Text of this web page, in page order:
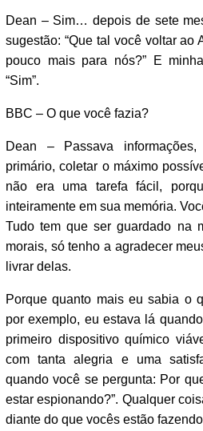
Dean – Sim… depois de sete
sugestão: “Que tal você voltar ao
pouco mais para nós?” E
“Sim”.
BBC – O que você fazia?
Dean – Passava
primário, coletar o máximo
não era uma tarefa fácil,
inteiramente em sua memória.
Tudo tem que ser guardado na
morais, só tenho a agradecer
livrar delas.
Porque quanto mais eu sabia o
por exemplo, eu estava lá
primeiro dispositivo químico
com tanta alegria e uma
quando você se pergunta: Por
estar espionando?”. Qualquer
diante do que vocês estão